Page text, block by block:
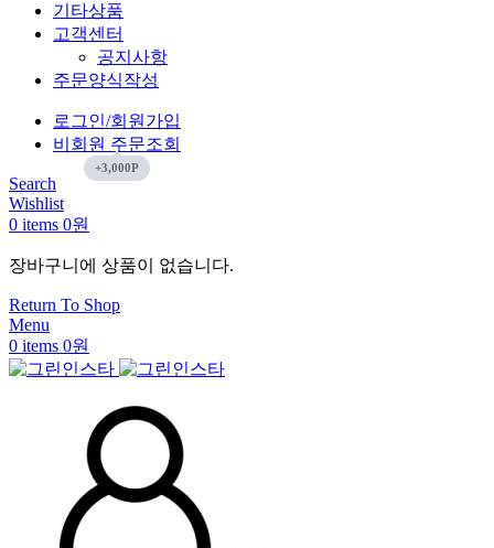
기타상품
고객센터
공지사항
주문양식작성
로그인/회원가입
비회원 주문조회
Search
Wishlist
0 items 0원
장바구니에 상품이 없습니다.
Return To Shop
Menu
0 items 0원